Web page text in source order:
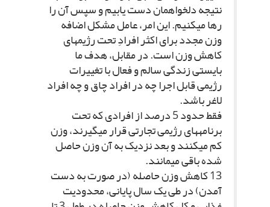
نتیجه دلخواه‏مان دست یابیم و سپس آن را
رها مى‏کنیم. این امر، عامل مشکل اضافه
وزن مجدد براى اکثر افرادِ تحت رژیم‏هاى
کاهش وزن است. در مقابل، هدف ما
بایستى زندگى سالم و فعال با تغییرات
رژیمى قابل اجرا چه در افراد چاق و چه افراد
لاغر باشد.
فقط حدود 5 درصد از افرادى که تحت
برنامه‏هاى رژیمى تجارتى قرار مى‏گیرند، وزن
کم مى‏کنند و بعد نزدیک به آن وزن حاصل
شده باقى مى‏مانند.
13 کاهش وزن حاصله (در صورت به دست
آمدن) در طى یک سال پایانى، محدودیت